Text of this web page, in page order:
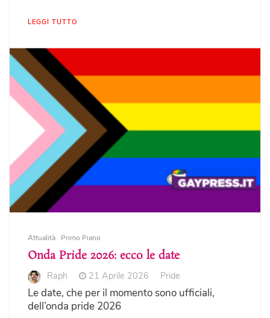
LEGGI TUTTO
Attualità Primo Piano
Onda Pride 2026: ecco le date
Raph 21 Aprile 2026 Pride
Le date, che per il momento sono ufficiali,
dell’onda pride 2026